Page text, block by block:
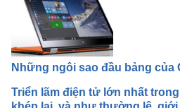
Những ngôi sao đầu bảng của
Triển lãm điện tử lớn nhất